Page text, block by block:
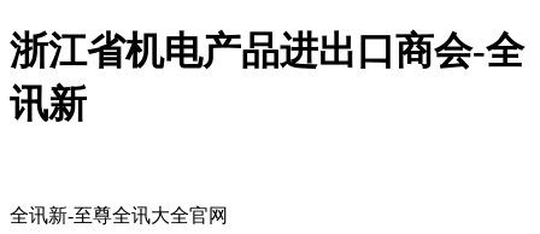
浙江省机电产品进出口商会-全
讯新
全讯新-至尊全讯大全官网